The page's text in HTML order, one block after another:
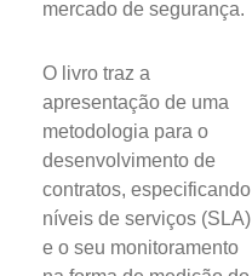
mercado de segurança.
O livro traz a
apresentação de uma
metodologia para o
desenvolvimento de
contratos, especificando
níveis de serviços (SLA)
e o seu monitoramento